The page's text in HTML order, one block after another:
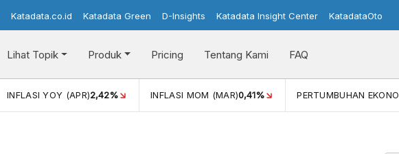
Katadata.co.id Katadata Green D-Insights Katadata Insight Center KatadataOto
Lihat Topik Produk Pricing Tentang Kami FAQ
INFLASI YOY (APR)2,42% INFLASI MOM (MAR)0,41% PERTUMBUHAN EKONOMI